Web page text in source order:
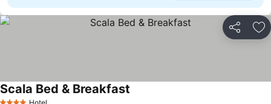
Deli
Hotel
Scala Bed & Breakfast